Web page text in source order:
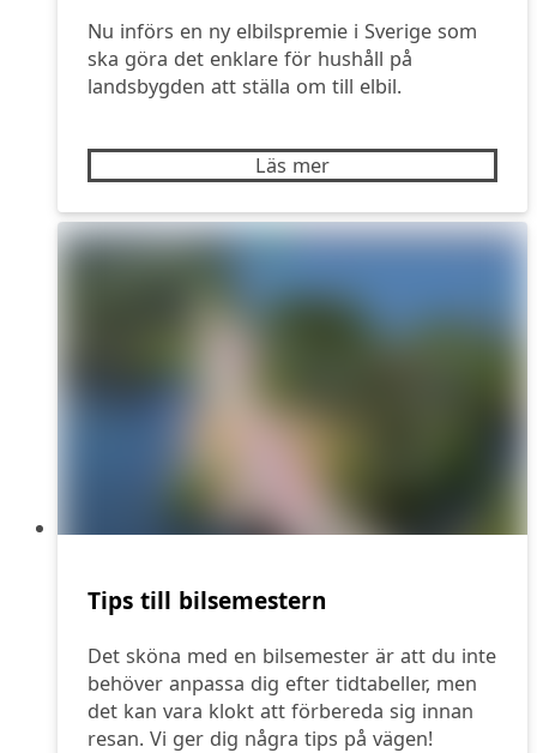
Nu införs en ny elbilspremie i Sverige som
ska göra det enklare för hushåll på
landsbygden att ställa om till elbil.
Läs mer
Tips till bilsemestern
Det sköna med en bilsemester är att du inte
behöver anpassa dig efter tidtabeller, men
det kan vara klokt att förbereda sig innan
resan. Vi ger dig några tips på vägen!